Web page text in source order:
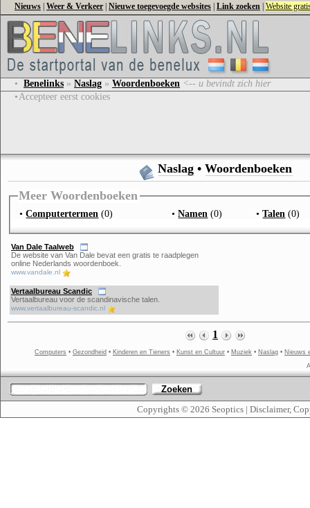
Nieuws Weer & Verkeer Nieuwe toegevoegde websites Link zoeken Website
• Benelinks » Naslag » Woordenboeken <-- u bevindt zich hier
•Accepteer eerst cookies
Naslag •Woordenboeken
Meer Woordenboeken
•Computertermen (0) •Namen (0) •Talen (0)
Van Dale Taalweb
De website van Van Dale bevat een gratis te raadplegen
online Nederlands woordenboek.
www.vandale.nl
Vertaalbureau Scandic
Vertaalbureau voor de scandinavische talen.
www.vertaalbureau-scandic.nl
1
Computers • Gezondheid • Kinderen en Tieners • Kunst en Cultuur • Muziek • Naslag • Nieuws
Zoeken
Copyrights © 2026 Seoptics | Disclaimer,